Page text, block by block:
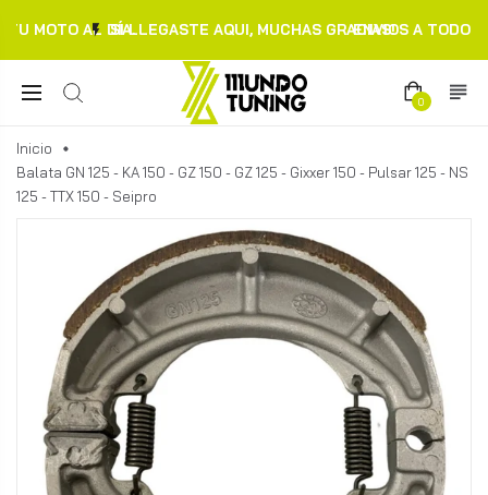
TU MOTO AL DÍA.SI LLEGASTE AQUI, MUCHAS GRACIAS!ENVIOS A TODO
0
Inicio
Balata GN 125 - KA 150 - GZ 150 - GZ 125 - Gixxer 150 - Pulsar 125 - NS
125 - TTX 150 - Seipro